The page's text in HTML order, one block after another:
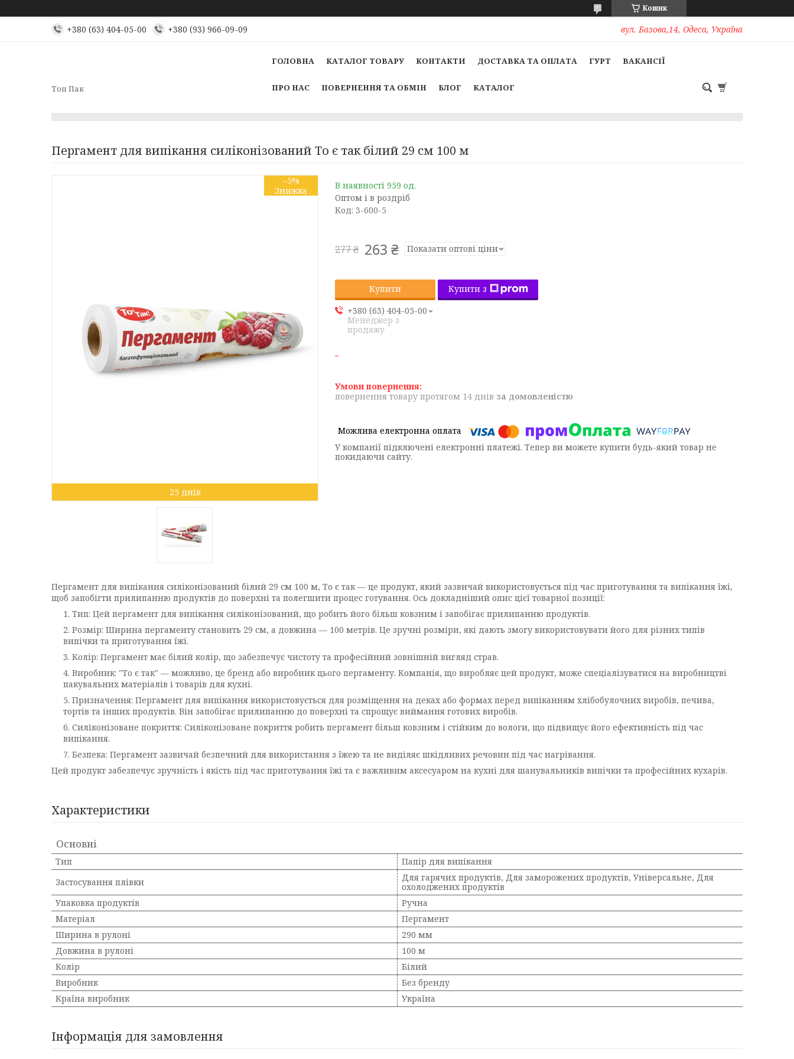
Кошик
+380 (63) 404-05-00 +380 (93) 966-09-09 вул. Базова,14, Одеса, Україна
Топ Пак
ГОЛОВНА КАТАЛОГ ТОВАРУ КОНТАКТИ ДОСТАВКА ТА ОПЛАТА ГУРТ ВАКАНСІЇ
ПРО НАС ПОВЕРНЕННЯ ТА ОБМІН БЛОГ КАТАЛОГ
Пергамент для випікання силіконізований То є так білий 29 см 100 м
–5%
25 днів
В наявності 959 од.
Оптом і в роздріб
Код: 3-600-5
277 ₴ 263 ₴ Показати оптові ціни
Купити
Купити з
+380 (63) 404-05-00
Менеджер з
продажу
повернення товару протягом 14 днів за домовленістю
У компанії підключені електронні платежі. Тепер ви можете купити будь-який товар не
покидаючи сайту.
Пергамент для випікання силіконізований білий 29 см 100 м, То є так — це продукт, який зазвичай використовується під час приготування та випікання їжі,
щоб запобігти прилипанню продуктів до поверхні та полегшити процес готування. Ось докладніший опис цієї товарної позиції:
Тип: Цей пергамент для випікання силіконізований, що робить його більш ковзним і запобігає прилипанню продуктів.
Розмір: Ширина пергаменту становить 29 см, а довжина — 100 метрів. Це зручні розміри, які дають змогу використовувати його для різних типів
випічки та приготування їжі.
Колір: Пергамент має білий колір, що забезпечує чистоту та професійний зовнішній вигляд страв.
Виробник: "То є так" — можливо, це бренд або виробник цього пергаменту. Компанія, що виробляє цей продукт, може спеціалізуватися на виробництві
пакувальних матеріалів і товарів для кухні.
Призначення: Пергамент для випікання використовується для розміщення на деках або формах перед випіканням хлібобулочних виробів, печива,
тортів та інших продуктів. Він запобігає прилипанню до поверхні та спрощує виймання готових виробів.
Силіконізоване покриття: Силіконізоване покриття робить пергамент більш ковзним і стійким до вологи, що підвищує його ефективність під час
випікання.
Безпека: Пергамент зазвичай безпечний для використання з їжею та не виділяє шкідливих речовин під час нагрівання.
Цей продукт забезпечує зручність і якість під час приготування їжі та є важливим аксесуаром на кухні для шанувальників випічки та професійних кухарів.
Характеристики
Основні
Тип
Папір для випікання
Застосування плівки
Для гарячих продуктів, Для заморожених продуктів, Універсальне, Для
охолоджених продуктів
Упаковка продуктів
Ручна
Матеріал
Пергамент
Ширина в рулоні
290 мм
Довжина в рулоні
100 м
Колір
Білий
Виробник
Без бренду
Країна виробник
Україна
Інформація для замовлення